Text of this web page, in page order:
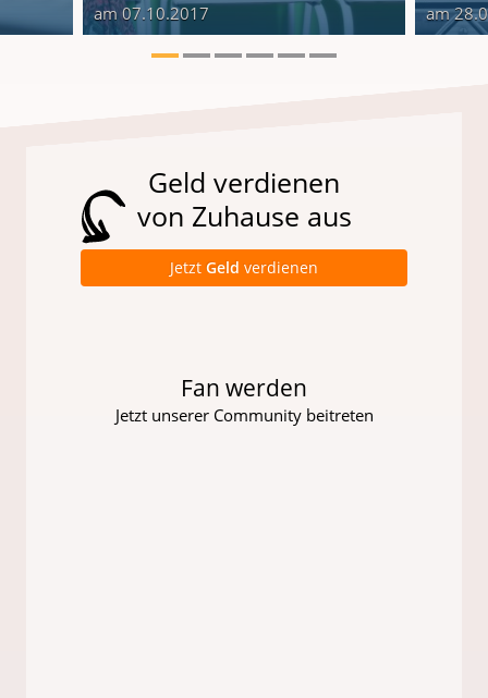
am 07.10.2017 am
Geld verdienen
von Zuhause aus
Jetzt Geld verdienen
Fan werden
Jetzt unserer Community beitreten